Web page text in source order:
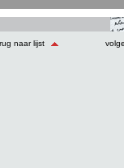
naar lijst